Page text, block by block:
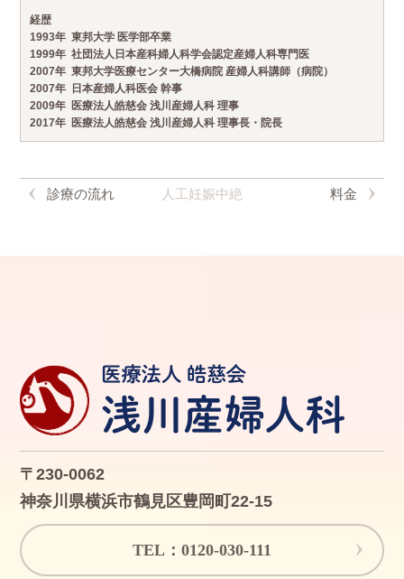
経歴
1993年 東邦大学 医学部卒業
1999年 社団法人日本産科婦人科学会認定産婦人科専門医
2007年 東邦大学医療センター大橋病院 産婦人科講師（病院）
2007年 日本産婦人科医会 幹事
2009年 医療法人皓慈会 浅川産婦人科 理事
2017年 医療法人皓慈会 浅川産婦人科 理事長・院長
診療の流れ 人工妊娠中絶 料金
〒230-0062
神奈川県横浜市鶴見区豊岡町22-15
TEL：0120-030-111